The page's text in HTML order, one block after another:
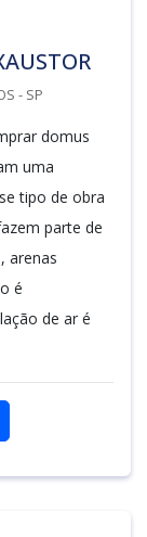
- SP
domus
uma
tipo de obra
parte de
arenas
é
de ar é